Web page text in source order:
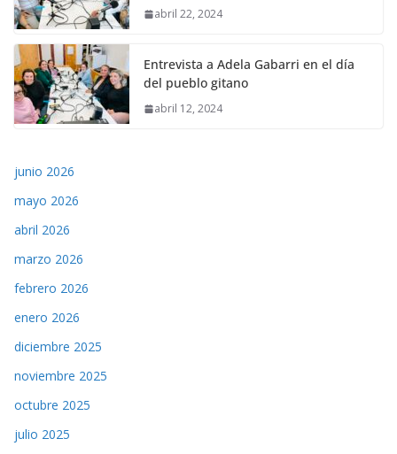
abril 22, 2024
Entrevista a Adela Gabarri en el día
del pueblo gitano
abril 12, 2024
junio 2026
mayo 2026
abril 2026
marzo 2026
febrero 2026
enero 2026
diciembre 2025
noviembre 2025
octubre 2025
julio 2025